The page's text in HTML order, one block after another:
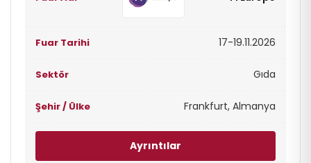
17-19.11.2026
Gıda
Frankfurt, Almanya
Ayrıntılar